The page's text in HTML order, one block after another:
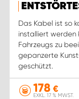
Das Kabel ist so
installiert werden
Fahrzeugs zu
gepanzerte
geschützt.
178 €
EXKL. 17 % MWST.